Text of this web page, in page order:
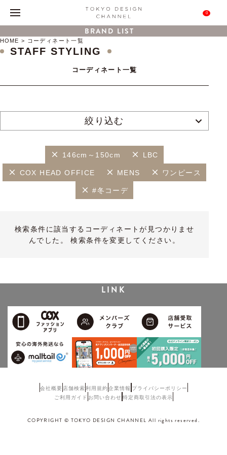
0
BRAND LIST
HOME コーディネート一覧
STAFF STYLING
コーディネート一覧
絞り込む
146cm～150cm LBC
COX HEAD OFFICE MENS ワンピース
#冬コーデ
検索条件に該当するコーディネートが見つかりませ
んでした。 検索条件を変更してください。
LINK
会社概要 店舗検索利用規約企業情報 プライバシーポリシー
ご利用ガイド お問い合わせ 特定商取引法の表示
COPYRIGHT © TOKYO DESIGN CHANNEL All rights reserved.